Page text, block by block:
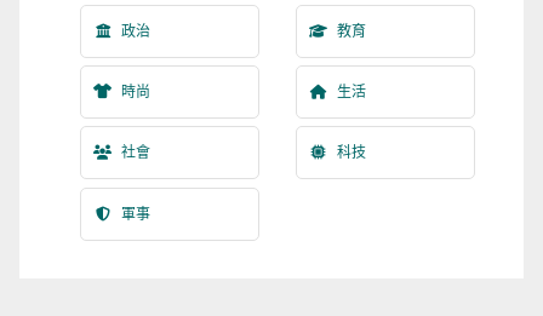
政治 教育
時尚 生活
社會 科技
軍事